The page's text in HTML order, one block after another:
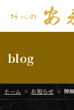
blog
ホーム > お知らせ > 神